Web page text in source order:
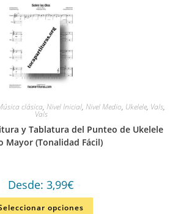
clásica, Nivel Inicial, Nivel Medio, Ukelele, Vals,
Vals
y Tablatura del Punteo de Ukelele
Mayor (Tonalidad Fácil)
Desde: 3,99€
opciones